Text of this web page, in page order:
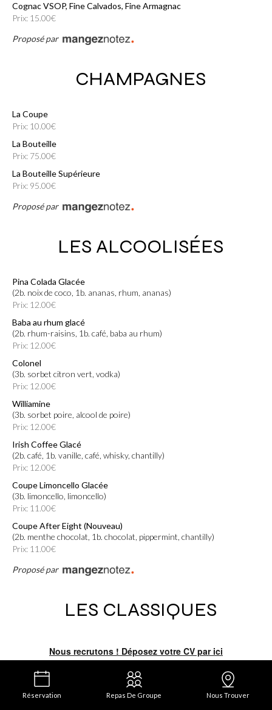
Cognac VSOP, Fine Calvados, Fine Armagnac
Prix: 15.00€
Proposé par
CHAMPAGNES
La Coupe
Prix: 10.00€
La Bouteille
Prix: 75.00€
La Bouteille Supérieure
Prix: 95.00€
Proposé par
LES ALCOOLISÉES
Pina Colada Glacée
(2b. noix de coco, 1b. ananas, rhum, ananas)
Prix: 12.00€
Baba au rhum glacé
(2b. rhum-raisins, 1b. café, baba au rhum)
Prix: 12.00€
Colonel
(3b. sorbet citron vert, vodka)
Prix: 12.00€
Williamine
(3b. sorbet poire, alcool de poire)
Prix: 12.00€
Irish Coffee Glacé
(2b. café, 1b. vanille, café, whisky, chantilly)
Prix: 12.00€
Coupe Limoncello Glacée
(3b. limoncello, limoncello)
Prix: 11.00€
Coupe After Eight (Nouveau)
(2b. menthe chocolat, 1b. chocolat, pippermint, chantilly)
Prix: 11.00€
Proposé par
LES CLASSIQUES
(3b. vanille, chocolat chaud, chantilly)
Café Liégeois
(2b. café, 1b. vanille, café, chantilly)
Nous recrutons ! Déposez votre CV par ici
Réservation Repas De Groupe Nous Trouver